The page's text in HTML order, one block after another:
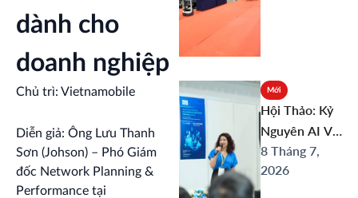
dành cho
doanh nghiệp
Chủ trì: Vietnamobile
Diễn giả: Ông Lưu Thanh
Sơn (Johson) – Phó Giám
đốc Network Planning &
Performance tại
Mới
Hội Thảo: Kỷ
Nguyên AI Và
Hạ Tầng Số
Thế Hệ Mới:
8 Tháng 7,
2026